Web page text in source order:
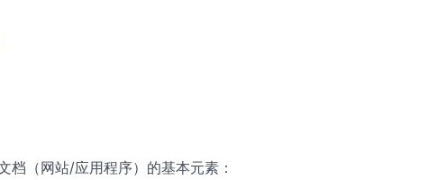
档（网站/应用程序）的基本元素：